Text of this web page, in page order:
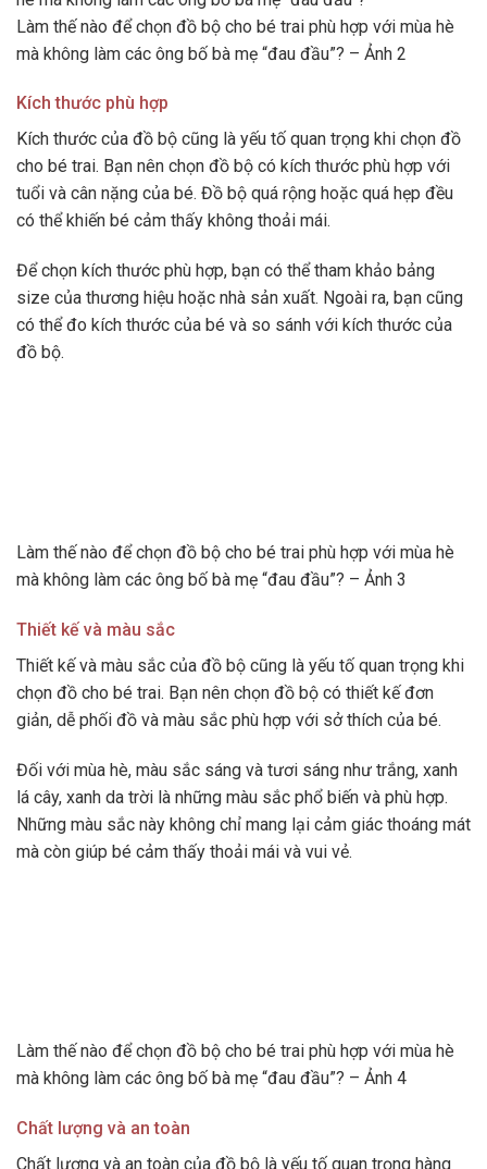
Làm thế nào để chọn đồ bộ cho bé trai phù hợp với mùa hè
mà không làm các ông bố bà mẹ “đau đầu”? – Ảnh 2
Kích thước phù hợp
Kích thước của đồ bộ cũng là yếu tố quan trọng khi chọn đồ
cho bé trai. Bạn nên chọn đồ bộ có kích thước phù hợp với
tuổi và cân nặng của bé. Đồ bộ quá rộng hoặc quá hẹp đều
có thể khiến bé cảm thấy không thoải mái.
Để chọn kích thước phù hợp, bạn có thể tham khảo bảng
size của thương hiệu hoặc nhà sản xuất. Ngoài ra, bạn cũng
có thể đo kích thước của bé và so sánh với kích thước của
đồ bộ.
Làm thế nào để chọn đồ bộ cho bé trai phù hợp với mùa hè
mà không làm các ông bố bà mẹ “đau đầu”? – Ảnh 3
Thiết kế và màu sắc
Thiết kế và màu sắc của đồ bộ cũng là yếu tố quan trọng khi
chọn đồ cho bé trai. Bạn nên chọn đồ bộ có thiết kế đơn
giản, dễ phối đồ và màu sắc phù hợp với sở thích của bé.
Đối với mùa hè, màu sắc sáng và tươi sáng như trắng, xanh
lá cây, xanh da trời là những màu sắc phổ biến và phù hợp.
Những màu sắc này không chỉ mang lại cảm giác thoáng mát
mà còn giúp bé cảm thấy thoải mái và vui vẻ.
Làm thế nào để chọn đồ bộ cho bé trai phù hợp với mùa hè
mà không làm các ông bố bà mẹ “đau đầu”? – Ảnh 4
Chất lượng và an toàn
Chất lượng và an toàn của đồ bộ là yếu tố quan trọng hàng